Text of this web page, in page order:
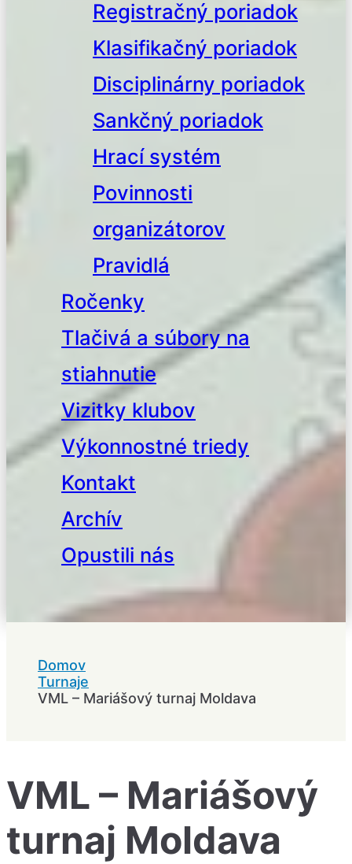
Registračný poriadok
Klasifikačný poriadok
Disciplinárny poriadok
Sankčný poriadok
Hrací systém
Povinnosti
organizátorov
Pravidlá
Ročenky
Tlačivá a súbory na
stiahnutie
Vizitky klubov
Výkonnostné triedy
Kontakt
Archív
Opustili nás
Domov
Turnaje
VML – Mariášový turnaj Moldava
VML – Mariášový
turnaj Moldava